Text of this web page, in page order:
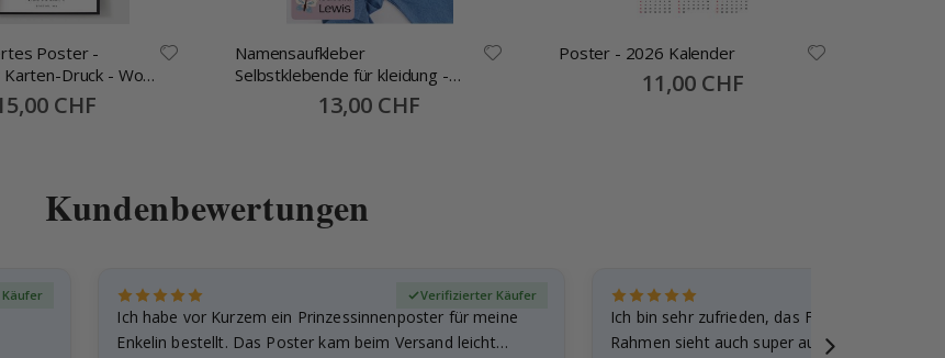
Poster -
Karten-Druck - Wo
Price CHF
Namensaufkleber
Selbstklebende für kleidung -
30x13mm -70 Stck
Special
Price
13,00 CHF
Poster - 2026 Kalender
Special
Price
11,00 CHF
Kundenbewertungen
Ich habe vor Kurzem ein Prinzessinnenposter für meine
Enkelin bestellt. Das Poster kam beim Versand leicht
Verifizierter Käufer
Ich bin sehr zufrieden, das Foto ist toll
Rahmen sieht auch super aus. Die Lieferung